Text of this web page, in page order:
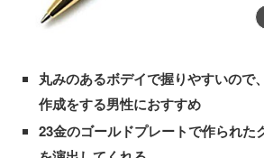
丸みのあるボデイで握りやすいので
作成をする男性におすすめ
23金のゴールドプレートで作られた